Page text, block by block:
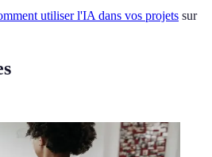
utiliser l'IA dans vos projets sur